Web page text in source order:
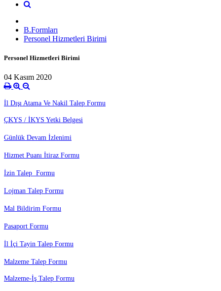
B.Formları
Personel Hizmetleri Birimi
Personel Hizmetleri Birimi
04 Kasım 2020
İl Dışı Atama Ve Nakil Talep Formu
ÇKYS / İKYS Yetki Belgesi
Günlük Devam İzlenimi
Hizmet Puanı İtiraz Formu
İzin Talep Formu
Lojman Talep Formu
Mal Bildirim Formu
Pasaport Formu
İl İçi Tayin Talep Formu
Malzeme Talep Formu
Malzeme-İş Talep Formu